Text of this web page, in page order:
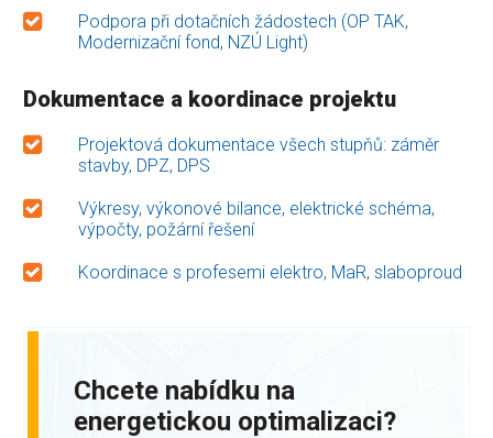
Podpora při dotačních žádostech (OP TAK,
Modernizační fond, NZÚ Light)
Dokumentace a koordinace projektu
Projektová dokumentace všech stupňů: záměr
stavby, DPZ, DPS
Výkresy, výkonové bilance, elektrické schéma,
výpočty, požární řešení
Koordinace s profesemi elektro, MaR, slaboproud
Chcete nabídku na
energetickou optimalizaci?